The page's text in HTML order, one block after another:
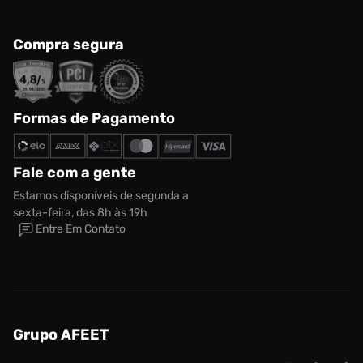
Compra segura
Formas de Pagamento
Fale com a gente
Estamos disponíveis de segunda a
sexta-feira, das 8h às 19h
Entre Em Contato
Grupo AFEET